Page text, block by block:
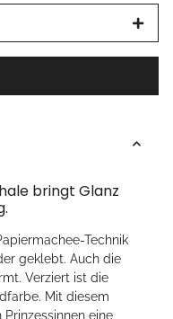
bringt Glanz
Technik
geklebt. Auch die
Verziert ist die
Mit diesem
eine